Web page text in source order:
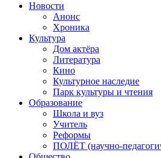
Новости
Анонс
Хроника
Культура
Дом актёра
Литература
Кино
Культурное наследие
Парк культуры и чтения
Образование
Школа и вуз
Учитель
Реформы
ПОЛЁТ (научно-